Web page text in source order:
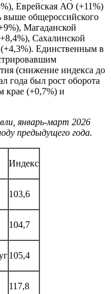
Еврейская АО (+11%)
выше общероссийского
Магаданской
Сахалинской
Единственным в
(снижение индекса до
года был рост оборота
крае (+0,7%) и
январь-март 2026
предыдущего года.
Индекс
103,6
104,7
105,4
117,8